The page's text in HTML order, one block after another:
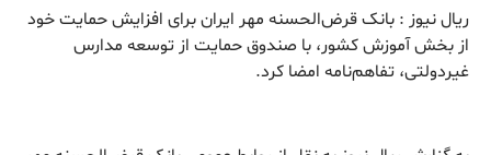
ریال نیوز : بانک قرض‌الحسنه مهر ایران برای افزایش حمایت خود
از بخش آموزش کشور، با صندوق حمایت از توسعه مدارس
غیردولتی، تفاهم‌نامه امضا کرد.